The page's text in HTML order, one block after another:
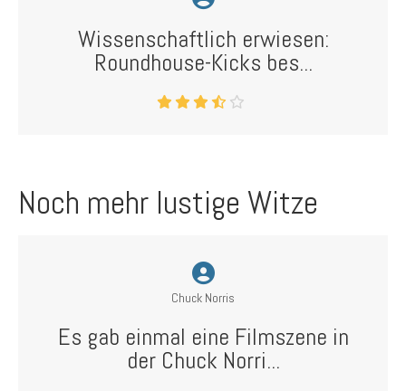
Wissenschaftlich erwiesen:
Roundhouse-Kicks bes...
Noch mehr lustige Witze
Chuck Norris
Es gab einmal eine Filmszene in
der Chuck Norri...